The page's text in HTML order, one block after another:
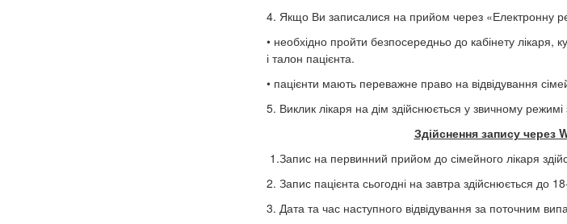
4. Якщо Ви записалися на прийом через «Електронну
• необхідно пройти безпосередньо до кабінету лікаря,
і талон пацієнта.
• пацієнти мають переважне право на відвідування
5. Виклик лікаря на дім здійснюється у звичному
Здійснення запису через
1.Запис на первинний прийом до сімейного лікаря
2. Запис пацієнта сьогодні на завтра здійснюється до
3. Дата та час наступного відвідування за поточним